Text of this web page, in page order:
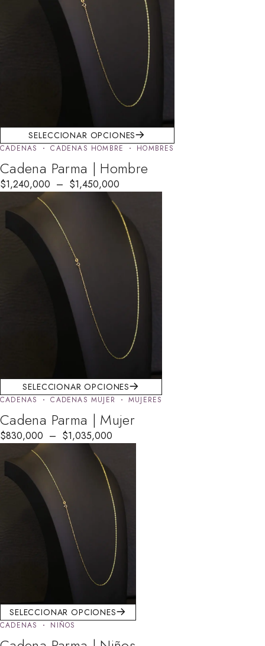
SELECCIONAR OPCIONES
CADENAS CADENAS HOMBRE HOMBRES
Cadena Parma | Hombre
$1,240,000 – $1,450,000
SELECCIONAR OPCIONES
CADENAS CADENAS MUJER MUJERES
Cadena Parma | Mujer
$830,000 – $1,035,000
SELECCIONAR OPCIONES
CADENAS NIÑOS